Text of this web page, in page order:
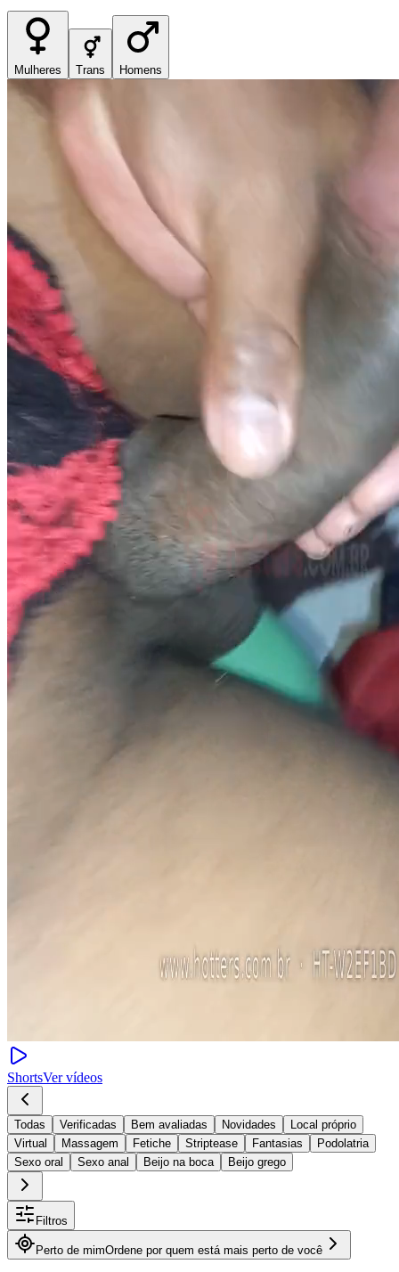
Mulheres Trans Homens
ShortsVer vídeos
Todas Verificadas Bem avaliadas Novidades
Local próprio
Virtual
Massagem Fetiche Striptease Fantasias
Podolatria
Sexo oral
Sexo anal Beijo na boca Beijo grego
Filtros
Perto de mimOrdene por quem está mais perto de você